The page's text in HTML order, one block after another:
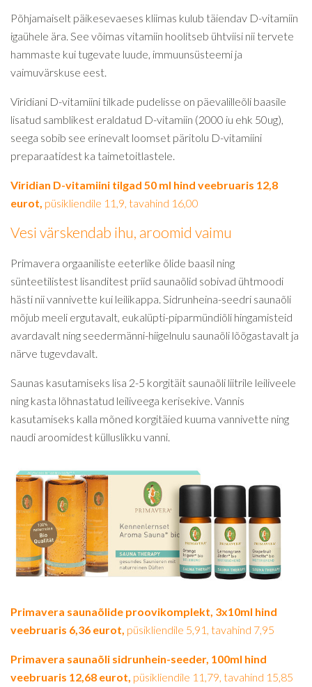
Põhjamaiselt päikesevaeses kliimas kulub täiendav D-vitamiin
igaühele ära. See võimas vitamiin hoolitseb ühtviisi nii tervete
hammaste kui tugevate luude, immuunsüsteemi ja
vaimuvärskuse eest.
Viridiani D-vitamiini tilkade pudelisse on päevalilleõli baasile
lisatud samblikest eraldatud D-vitamiin (2000 iu ehk 50ug),
seega sobib see erinevalt loomset päritolu D-vitamiini
preparaatidest ka taimetoitlastele.
Viridian D-vitamiini tilgad 50 ml hind veebruaris 12,8
eurot, püsikliendile 11,9, tavahind 16,00
Vesi värskendab ihu, aroomid vaimu
Primavera orgaaniliste eeterlike õlide baasil ning
sünteetilistest lisanditest priid saunaõlid sobivad ühtmoodi
hästi nii vannivette kui leilikappa. Sidrunheina-seedri saunaõli
mõjub meeli ergutavalt, eukalüpti-piparmündiõli hingamisteid
avardavalt ning seedermänni-hiigelnulu saunaõli lõõgastavalt ja
närve tugevdavalt.
Saunas kasutamiseks lisa 2-5 korgitäit saunaõli liitrile leiliveele
ning kasta lõhnastatud leiliveega kerisekive. Vannis
kasutamiseks kalla mõned korgitäied kuuma vannivette ning
naudi aroomidest külluslikku vanni.
Primavera saunaõlide proovikomplekt, 3x10ml hind
veebruaris 6,36 eurot, püsikliendile 5,91, tavahind 7,95
Primavera saunaõli sidrunhein-seeder, 100ml hind
veebruaris 12,68 eurot, püsikliendile 11,79, tavahind 15,85